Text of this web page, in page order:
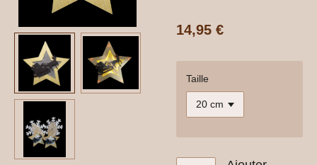
14,95 €
Taille